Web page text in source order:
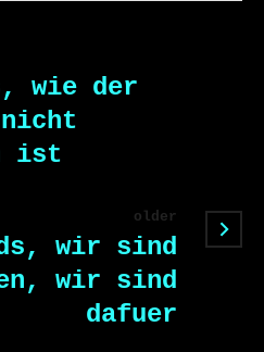
wie der
ist
older
wir sind
wir sind
dafuer